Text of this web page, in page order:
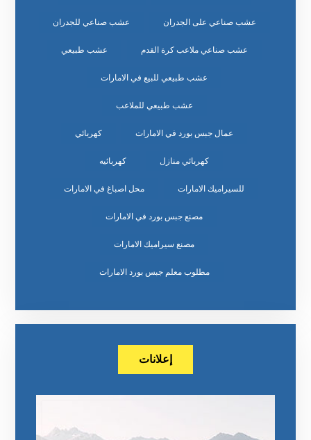
عشب صناعي على الجدران عشب صناعي للجدران
عشب صناعي ملاعب كرة القدم عشب طبيعي
عشب طبيعي للبيع في الامارات
عشب طبيعي للملاعب
عمال جبس بورد في الامارات كهربائي
كهربائي منازل كهربائيه
للسيراميك الامارات محل اصباغ في الامارات
مصنع جبس بورد في الامارات
مصنع سيراميك الامارات
مطلوب معلم جبس بورد الامارات
إعلانات